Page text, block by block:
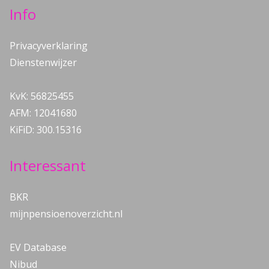
Info
Privacyverklaring
Dienstenwijzer
KvK: 56825455
AFM: 12041680
KiFiD: 300.15316
Interessant
BKR
mijnpensioenoverzicht.nl
EV Database
Nibud